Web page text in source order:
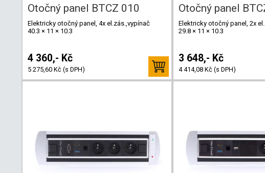
Otočný panel BTCZ 010
Elektricky otočný panel, 4x el.zás.,vypínač
40.3 × 11 × 10.3
4 360,- Kč
5 275,60 Kč (s DPH)
Otočný panel
Elektricky otočný panel, 2x
29.8 × 11 × 10.3
3 648,- Kč
4 414,08 Kč (s DPH)